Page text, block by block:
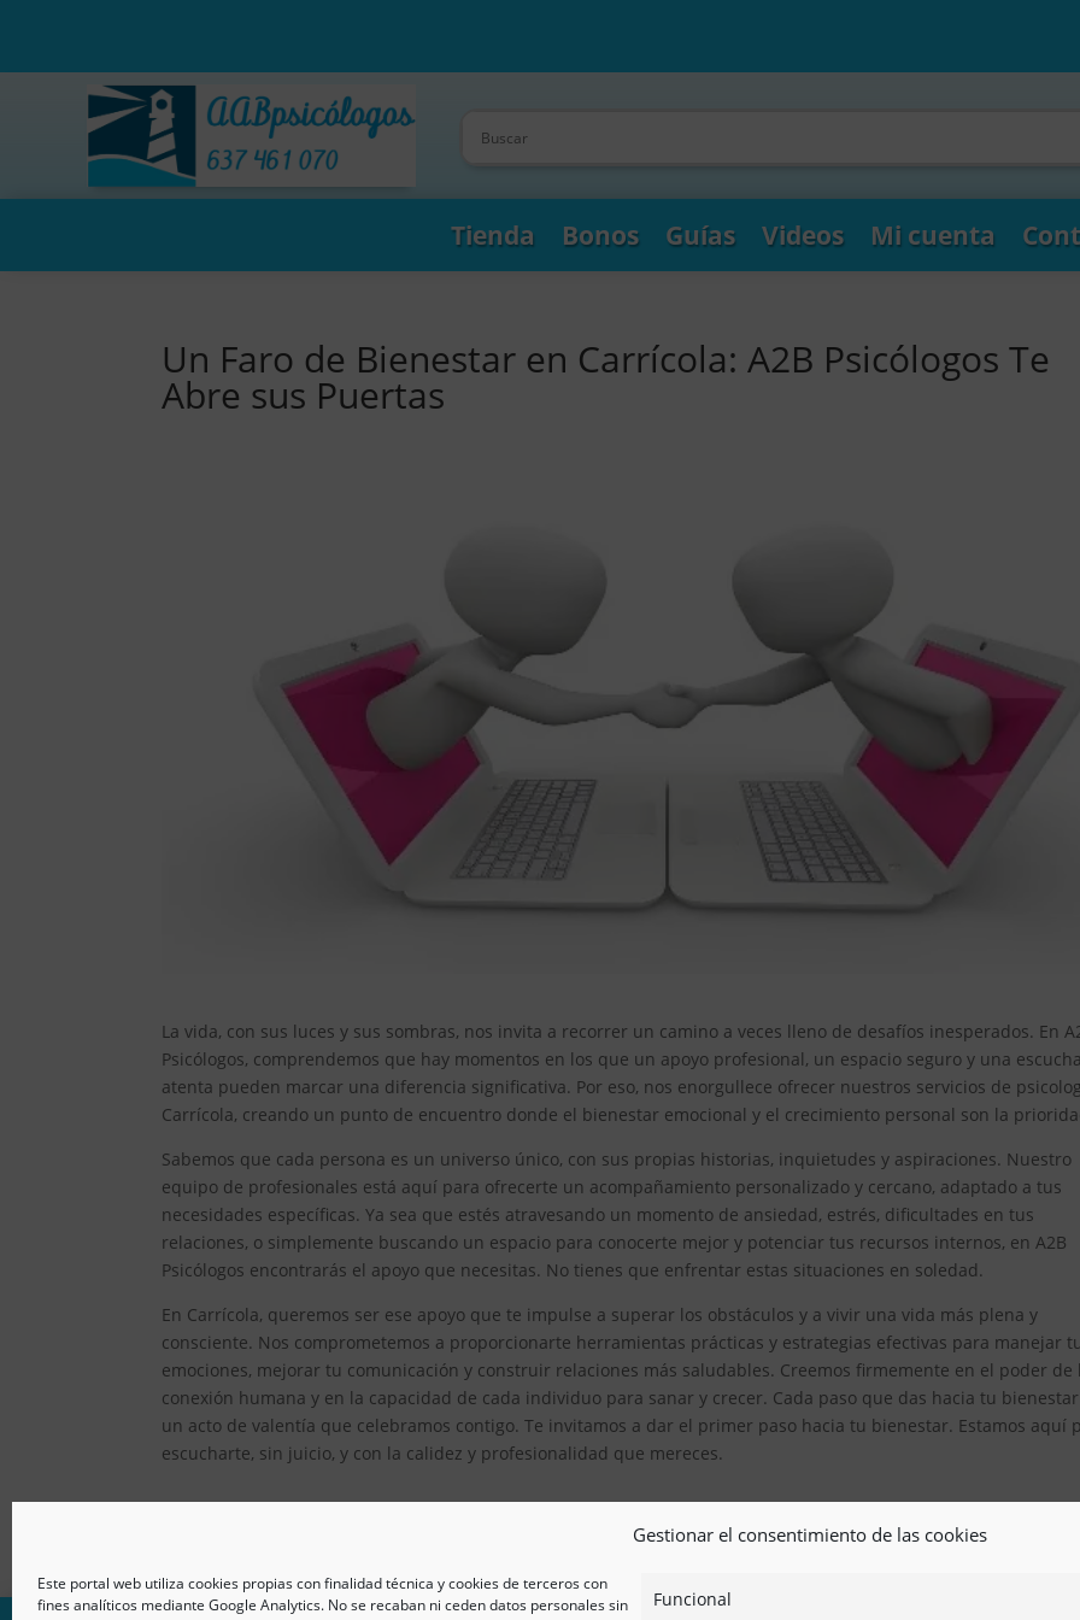
Gestionar el consentimiento de las cookies
Este portal web utiliza cookies propias con finalidad técnica y cookies de terceros con
fines analíticos mediante Google Analytics. No se recaban ni ceden datos personales sin
Funcional
Tienda Bonos Guías Videos Mi cuenta
Un Faro de Bienestar en Carrícola: A2B Psicólogos Te
Abre sus Puertas
La vida, con sus luces y sus sombras, nos invita a recorrer un camino a veces lleno de desafíos inesperados. En
Psicólogos, comprendemos que hay momentos en los que un apoyo profesional, un espacio seguro y una
atenta pueden marcar una diferencia significativa. Por eso, nos enorgullece ofrecer nuestros servicios de
Carrícola, creando un punto de encuentro donde el bienestar emocional y el crecimiento personal son la
Sabemos que cada persona es un universo único, con sus propias historias, inquietudes y aspiraciones. Nuestro
equipo de profesionales está aquí para ofrecerte un acompañamiento personalizado y cercano, adaptado a tus
necesidades específicas. Ya sea que estés atravesando un momento de ansiedad, estrés, dificultades en tus
relaciones, o simplemente buscando un espacio para conocerte mejor y potenciar tus recursos internos, en A2B
Psicólogos encontrarás el apoyo que necesitas. No tienes que enfrentar estas situaciones en soledad.
En Carrícola, queremos ser ese apoyo que te impulse a superar los obstáculos y a vivir una vida más plena y
consciente. Nos comprometemos a proporcionarte herramientas prácticas y estrategias efectivas para manejar
emociones, mejorar tu comunicación y construir relaciones más saludables. Creemos firmemente en el poder de
conexión humana y en la capacidad de cada individuo para sanar y crecer. Cada paso que das hacia tu
un acto de valentía que celebramos contigo. Te invitamos a dar el primer paso hacia tu bienestar. Estamos aquí
escucharte, sin juicio, y con la calidez y profesionalidad que mereces.